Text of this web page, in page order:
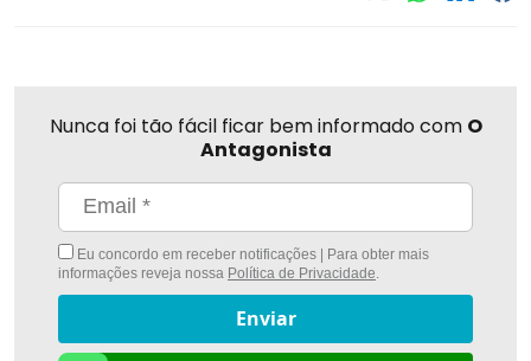
Nunca foi tão fácil ficar bem informado com O
Antagonista
Eu concordo em receber notificações | Para obter mais
informações reveja nossa Política de Privacidade.
Enviar